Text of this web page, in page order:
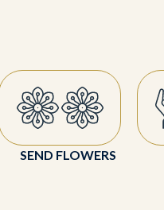
SEND FLOWERS